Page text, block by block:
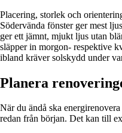
Placering, storlek och
Södervända fönster ger mest
ger ett jämnt, mjukt ljus utan
släpper in morgon- respektive
ibland kräver solskydd under
Planera
När du ändå ska
redan från början. Det kan till